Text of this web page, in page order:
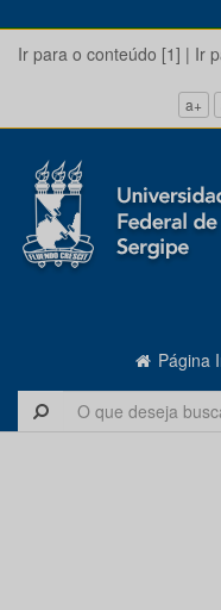
Ir para o conteúdo [1] | Ir
a+
Página